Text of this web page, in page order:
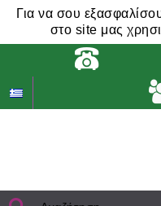
Για να σου
στο site μας